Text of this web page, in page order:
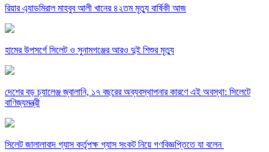
রিয়ার এ্যাডমিরাল মাহবুব আলী খানের ৪২তম মৃত্যু বার্ষিকী আজ
হামের উপসর্গে সিলেট ও সুনামগঞ্জের আরও দুই শিশুর মৃত্যু
দেশের বড় চ্যালেঞ্জ জ্বালানি, ১৭ বছরের অব্যবস্থাপনার কারণে এই অবস্থা: সিলেটে
বাণিজ্যমন্ত্রী
সিলেট জালালাবাদ গ্যাস কর্তৃপক্ষ গ্যাস সংকট নিয়ে গণবিজ্ঞপ্তিতে যা বলেন